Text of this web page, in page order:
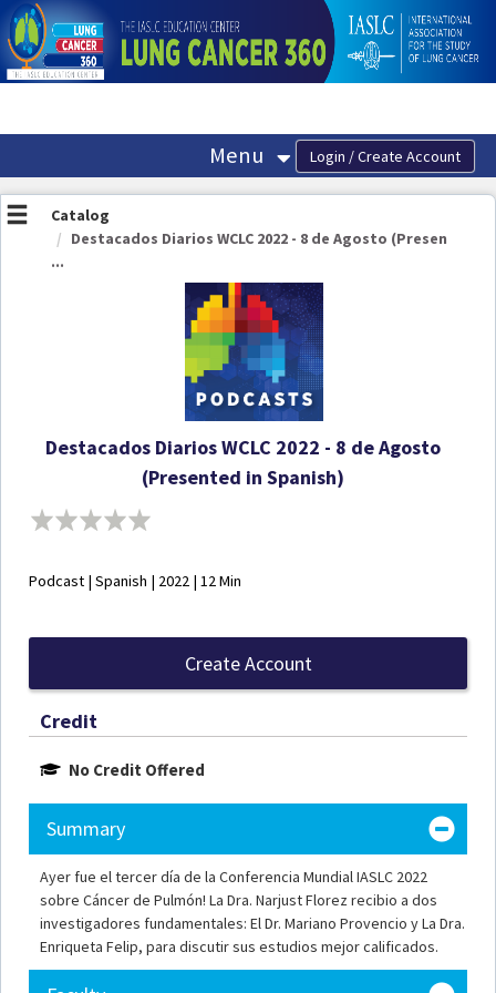
OasisLMS
Menu
Catalog
Destacados Diarios WCLC 2022 - 8 de Agosto (Presen
...
Destacados Diarios WCLC 2022 - 8 de Agosto
(Presented in Spanish)
Podcast | Spanish | 2022 | 12 Min
Create Account
Credit
No Credit Offered
Summary
Ayer fue el tercer día de la Conferencia Mundial IASLC 2022
sobre Cáncer de Pulmón! La Dra. Narjust Florez recibio a dos
investigadores fundamentales: El Dr. Mariano Provencio y La Dra.
Enriqueta Felip, para discutir sus estudios mejor calificados.